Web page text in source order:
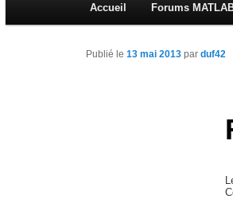
Aller au contenu principal
Aller au contenu secondaire
Accueil Forums
Publié le 13 mai 2013 par duf42